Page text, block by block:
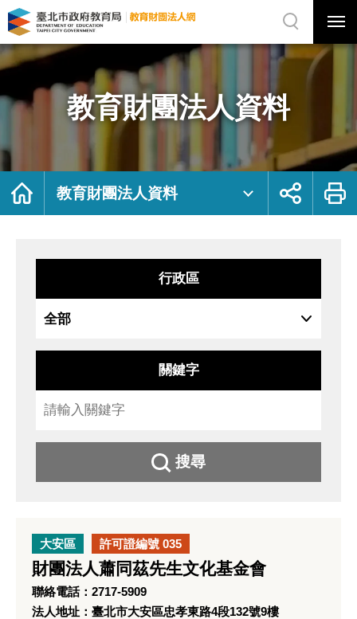
教
育
團
資
料
府
局
法
網
站
選
選
單
關
網
站
尋
教育財團法人資料
首
教育財團法人資料
展
鈕
列
行政區
關鍵字
搜尋
大安區 許可證編號 035
財團法人蕭同茲先生文化基金會
聯絡電話：2717-5909
法人地址：臺北市大安區忠孝東路4段132號9樓